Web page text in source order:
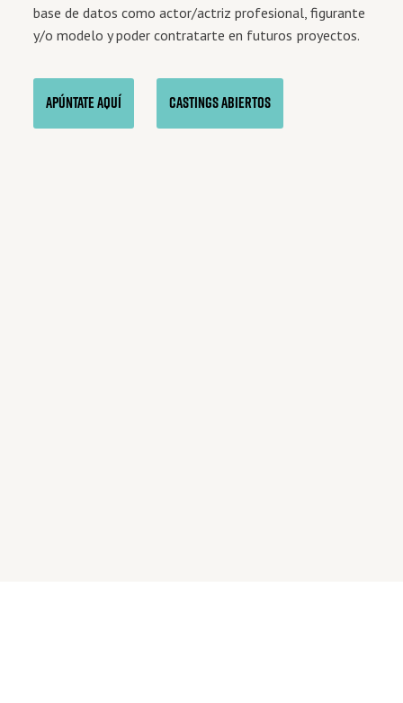
base de datos como actor/actriz profesional, figurante
y/o modelo y poder contratarte en futuros proyectos.
APÚNTATE AQUÍ CASTINGS ABIERTOS